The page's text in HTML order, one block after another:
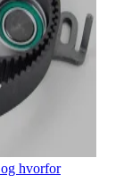
hvorfor